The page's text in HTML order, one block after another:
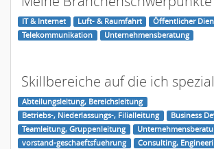
IT & Internet Luft- & Raumfahrt
Öffentlicher
Telekommunikation
Unternehmensberatung
Skillbereiche auf die ich
Abteilungsleitung, Bereichsleitung
Betriebs-, Niederlassungs-, Filialleitung
Business
Teamleitung, Gruppenleitung
vorstand-geschaeftsfuehrung
Consulting,